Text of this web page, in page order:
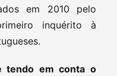
em 2010 pelo
inquérito à
tendo em conta o